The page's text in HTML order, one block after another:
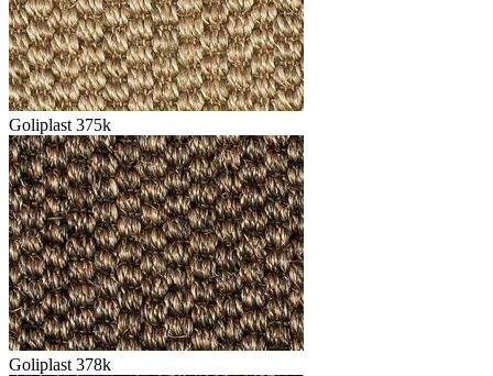
Goliplast 375k
Goliplast 378k